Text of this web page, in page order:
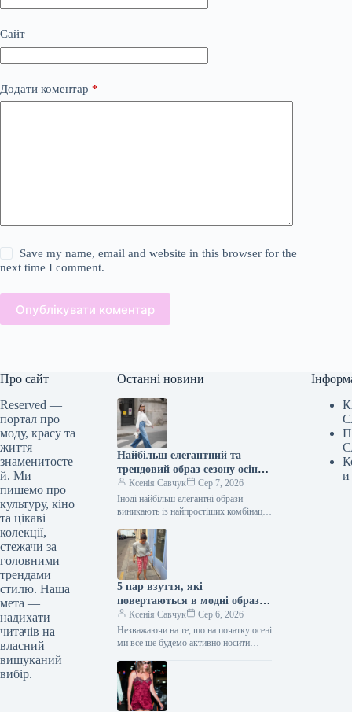
Сайт
Додати коментар *
Save my name, email and website in this browser for the
next time I comment.
Опублікувати коментар
Про сайт
Reserved —
портал про
моду, красу та
життя
знаменитосте
й. Ми
пишемо про
культуру, кіно
та цікаві
колекції,
стежачи за
головними
трендами
стилю. Наша
мета —
надихати
читачів на
власний
вишуканий
вибір.
Останні новини
Найбільш елегантний та
трендовий образ сезону осінь
2026 включає лише три
елементи.
Ксенія Савчук
Сер 7, 2026
Іноді найбільш елегантні образи
виникають із найпростіших комбінацій.
підборах – одна з тих…
5 пар взуття, які
повертаються в модні образи
з приходом осені
Ксенія Савчук
Сер 6, 2026
Незважаючи на те, що на початку осені
ми все ще будемо активно носити
матимемо…
и